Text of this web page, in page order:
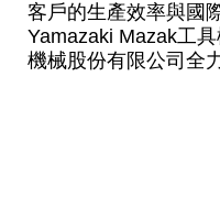
客戶的生產效率與國
Yamazaki Mazak工
機械股份有限公司全